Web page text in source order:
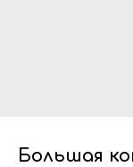
Большая